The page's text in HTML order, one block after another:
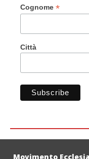
Cognome *
Città
Movimento